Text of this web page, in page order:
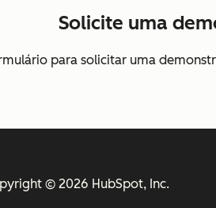
Solicite uma
para solicitar uma
© 2026 HubSpot, Inc.